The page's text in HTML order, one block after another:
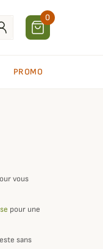
0
PROMO
vous
pour une
sans